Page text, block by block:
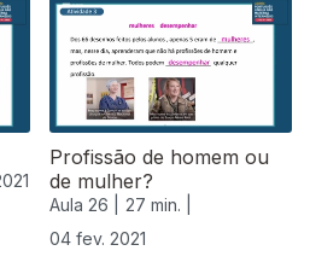
Profissão de homem ou
de mulher?
Aula 26 |
27 min. |
04 fev. 2021